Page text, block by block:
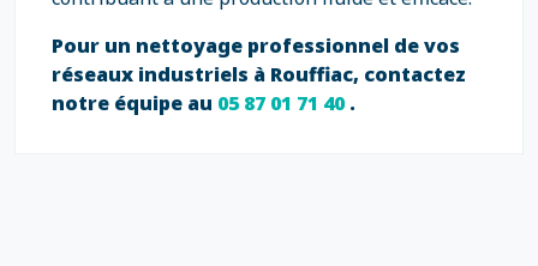
Pour un nettoyage professionnel de vos
réseaux industriels à Rouffiac, contactez
notre équipe au 05 87 01 71 40.